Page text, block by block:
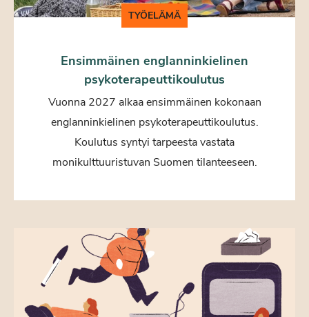
TYÖELÄMÄ
Ensimmäinen englanninkielinen
psykoterapeuttikoulutus
Vuonna 2027 alkaa ensimmäinen kokonaan
englanninkielinen psykoterapeuttikoulutus.
Koulutus syntyi tarpeesta vastata
monikulttuuristuvan Suomen tilanteeseen.